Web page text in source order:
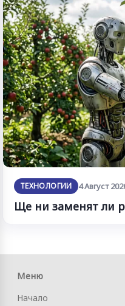
ТЕХНОЛОГИИ 4 Август
Ще ни заменят ли
Меню
Начало